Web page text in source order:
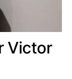
Victor